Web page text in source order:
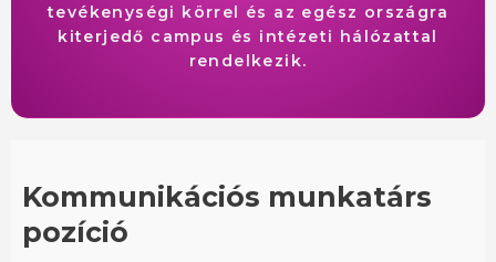
tevékenységi körrel és az egész országra
kiterjedő campus és intézeti hálózattal
rendelkezik.
Kommunikációs munkatárs
pozíció